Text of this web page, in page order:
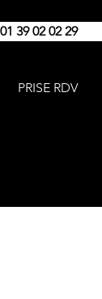
01 39 02 02 29
PRISE RDV